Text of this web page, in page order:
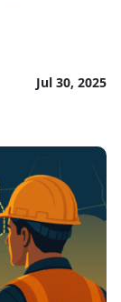
Jul 30, 2025